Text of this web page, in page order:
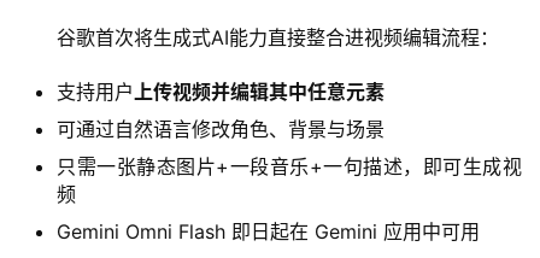
谷歌首次将生成式AI能力直接整合进视频编辑流程：
支持用户上传视频并编辑其中任意元素
可通过自然语言修改角色、背景与场景
只需一张静态图片+一段音乐+一句描述，即可生成视
频
Gemini Omni Flash 即日起在 Gemini 应用中可用